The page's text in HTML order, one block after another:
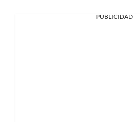
PUBLICIDAD